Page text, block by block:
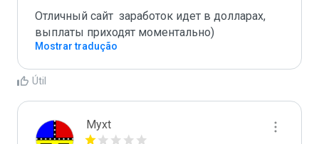
Отличный сайт  заработок идет в долларах,
выплаты приходят моментально)
Mostrar tradução
Útil
Myxt